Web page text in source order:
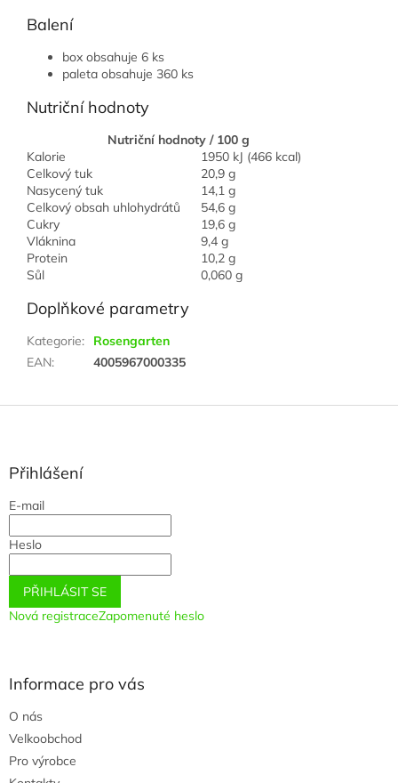
Balení
box obsahuje 6 ks
paleta obsahuje 360 ks
Nutriční hodnoty
Nutriční hodnoty / 100 g
Kalorie
1950 kJ (466 kcal)
Celkový tuk
20,9 g
Nasycený tuk
14,1 g
Celkový obsah uhlohydrátů
54,6 g
Cukry
19,6 g
Vláknina
9,4 g
Protein
10,2 g
Sůl
0,060 g
Doplňkové parametry
Kategorie:
Rosengarten
EAN: 4005967000335
Z
Přihlášení
E-mail
Heslo
PŘIHLÁSIT SE
Nová registraceZapomenuté heslo
Informace pro vás
O nás
Velkoobchod
Pro výrobce